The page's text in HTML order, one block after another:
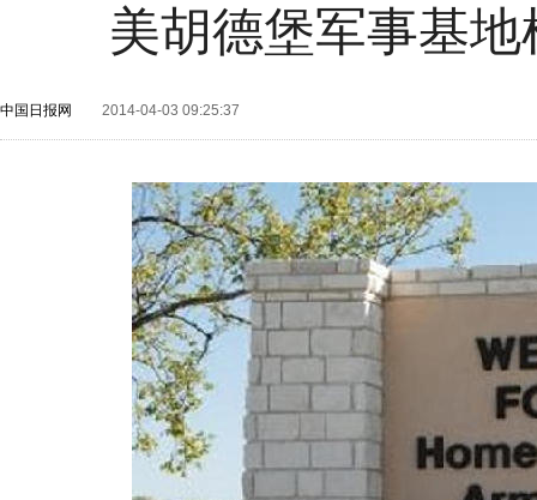
美胡德堡军事基
中国日报网 2014-04-03 09:25:37